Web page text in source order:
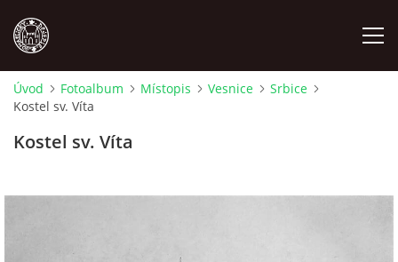
MÍSTOPIS
Úvod Fotoalbum Místopis Vesnice
Srbice
Kostel sv. Víta
Kostel sv. Víta